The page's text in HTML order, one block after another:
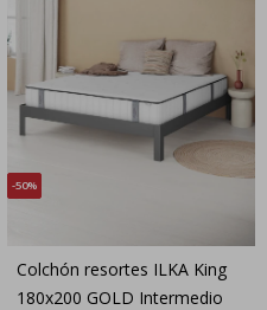
50
Colchón resortes ILKA King
180x200 GOLD Intermedio